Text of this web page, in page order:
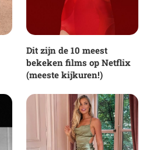
Dit zijn de 10 meest
bekeken films op Netflix
(meeste kijkuren!)